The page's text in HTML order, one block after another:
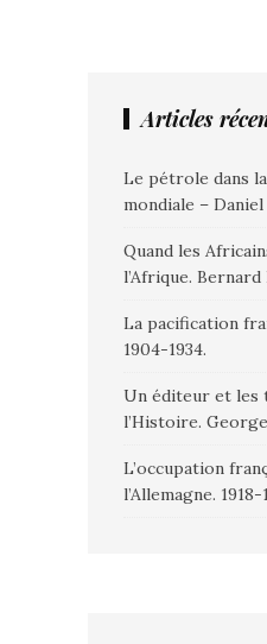
Articles
Le pétrole dans
mondiale – Daniel
Quand les
l’Afrique. Bernard
La pacification
1904-1934.
Un éditeur et les
l’Histoire.
L’occupation
l’Allemagne.